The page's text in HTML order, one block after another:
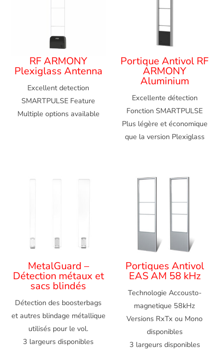
RF ARMONY
Plexiglass Antenna
Excellent detection
SMARTPULSE Feature
Multiple options available
Portique Antivol RF
ARMONY
Aluminium
Excellente détection
Fonction SMARTPULSE
Plus légère et économique
que la version Plexiglass
MetalGuard –
Détection métaux et
sacs blindés
Détection des boosterbags
et autres blindage métallique
utilisés pour le vol.
3 largeurs disponibles
Portiques Antivol
EAS AM 58 kHz
Technologie Accousto-
magnetique 58kHz
Versions RxTx ou Mono
disponibles
3 largeurs disponibles